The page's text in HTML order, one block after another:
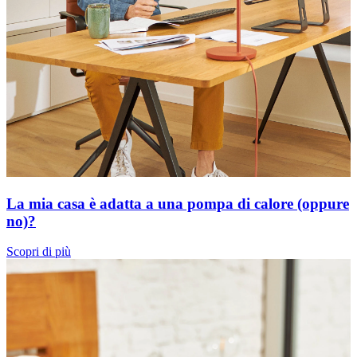
La mia casa è adatta a una pompa di calore (oppure
no)?
Scopri di più